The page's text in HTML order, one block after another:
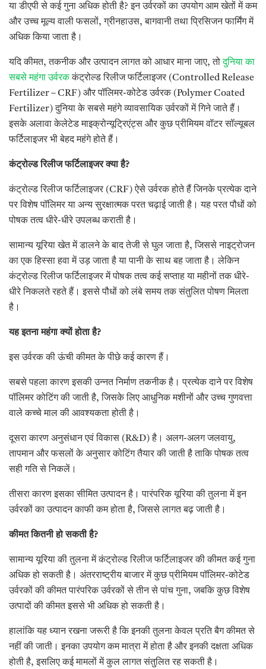
या डीएपी से कई गुना अधिक होती है? इन उर्वरकों का उपयोग आम खेतों में कम
और उच्च मूल्य वाली फसलों, ग्रीनहाउस, बागवानी तथा प्रिसिजन फार्मिंग में
अधिक किया जाता है।
यदि कीमत, तकनीक और उत्पादन लागत को आधार माना जाए, तोदुनिया का
सबसे महंगा उर्वरककंट्रोल्ड रिलीज फर्टिलाइजर (Controlled Release
Fertilizer – CRF) और पॉलिमर-कोटेड उर्वरक (Polymer Coated
Fertilizer) दुनिया के सबसे महंगे व्यावसायिक उर्वरकों में गिने जाते हैं।
इसके अलावा केलेटेड माइक्रोन्यूट्रिएंट्स और कुछ प्रीमियम वॉटर सॉल्यूबल
फर्टिलाइजर भी बेहद महंगे होते हैं।
कंट्रोल्ड रिलीज फर्टिलाइजर क्या है?
कंट्रोल्ड रिलीज फर्टिलाइजर (CRF) ऐसे उर्वरक होते हैं जिनके प्रत्येक दाने
पर विशेष पॉलिमर या अन्य सुरक्षात्मक परत चढ़ाई जाती है। यह परत पौधों को
पोषक तत्व धीरे-धीरे उपलब्ध कराती है।
सामान्य यूरिया खेत में डालने के बाद तेजी से घुल जाता है, जिससे नाइट्रोजन
का एक हिस्सा हवा में उड़ जाता है या पानी के साथ बह जाता है। लेकिन
कंट्रोल्ड रिलीज फर्टिलाइजर में पोषक तत्व कई सप्ताह या महीनों तक धीरे-
धीरे निकलते रहते हैं। इससे पौधों को लंबे समय तक संतुलित पोषण मिलता
है।
यह इतना महंगा क्यों होता है?
इस उर्वरक की ऊंची कीमत के पीछे कई कारण हैं।
सबसे पहला कारण इसकी उन्नत निर्माण तकनीक है। प्रत्येक दाने पर विशेष
पॉलिमर कोटिंग की जाती है, जिसके लिए आधुनिक मशीनों और उच्च गुणवत्ता
वाले कच्चे माल की आवश्यकता होती है।
दूसरा कारण अनुसंधान एवं विकास (R&D) है। अलग-अलग जलवायु,
तापमान और फसलों के अनुसार कोटिंग तैयार की जाती है ताकि पोषक तत्व
सही गति से निकलें।
तीसरा कारण इसका सीमित उत्पादन है। पारंपरिक यूरिया की तुलना में इन
उर्वरकों का उत्पादन काफी कम होता है, जिससे लागत बढ़ जाती है।
कीमत कितनी हो सकती है?
सामान्य यूरिया की तुलना में कंट्रोल्ड रिलीज फर्टिलाइजर की कीमत कई गुना
अधिक हो सकती है। अंतरराष्ट्रीय बाजार में कुछ प्रीमियम पॉलिमर-कोटेड
उर्वरकों की कीमत पारंपरिक उर्वरकों से तीन से पांच गुना, जबकि कुछ विशेष
उत्पादों की कीमत इससे भी अधिक हो सकती है।
हालांकि यह ध्यान रखना जरूरी है कि इनकी तुलना केवल प्रति बैग कीमत से
नहीं की जाती। इनका उपयोग कम मात्रा में होता है और इनकी दक्षता अधिक
होती है, इसलिए कई मामलों में कुल लागत संतुलित रह सकती है।